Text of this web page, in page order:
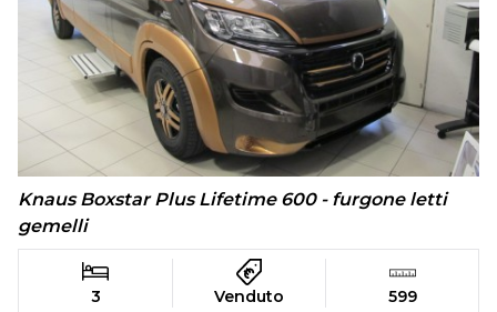
Knaus Boxstar Plus Lifetime 600 - furgone letti
gemelli
3 Venduto 599